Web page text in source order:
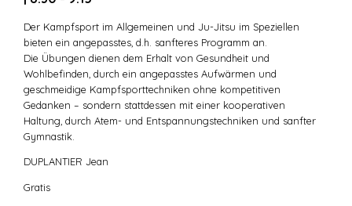
Der Kampfsport im Allgemeinen und Ju-Jitsu im Speziellen
bieten ein angepasstes, d.h. sanfteres Programm an.
Die Übungen dienen dem Erhalt von Gesundheit und
Wohlbefinden, durch ein angepasstes Aufwärmen und
geschmeidige Kampfsporttechniken ohne kompetitiven
Gedanken – sondern stattdessen mit einer kooperativen
Haltung, durch Atem- und Entspannungstechniken und sanfter
Gymnastik.
DUPLANTIER Jean
Gratis